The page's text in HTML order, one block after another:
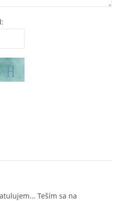
Teším sa na